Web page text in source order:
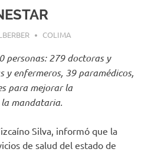
COLIMA
personas: 279 doctoras y
y enfermeros, 39 paramédicos,
para mejorar la
mandataria.
Silva, informó que la
de salud del estado de